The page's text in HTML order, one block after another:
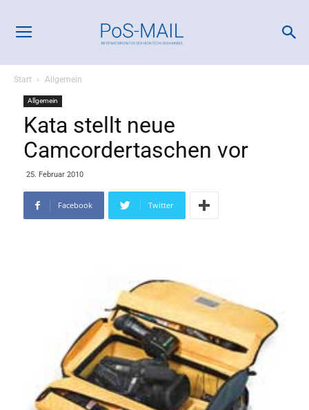
Start Allgemein
Allgemein
Kata stellt neue
Camcordertaschen vor
25. Februar 2010
Facebook Twitter